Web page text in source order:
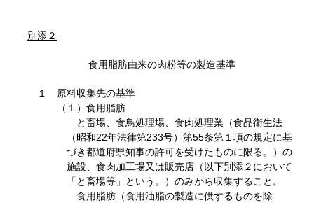
別添２
食用脂肪由来の肉粉等の製造基準
１ 原料収集先の基準
（１）食用脂肪
と畜場、食鳥処理場、食肉処理業（食品衛生法
（昭和22年法律第233号）第55条第１項の規定に基
づき都道府県知事の許可を受けたものに限る。）の
施設、食肉加工場又は販売店（以下別添２において
「と畜場等」という。）のみから収集すること。
食用脂肪（食用油脂の製造に供するものを除